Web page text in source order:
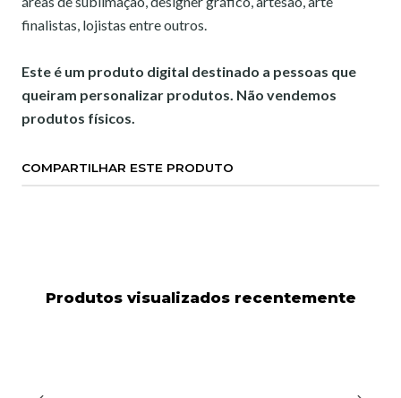
finalistas, lojistas entre outros.
Este é um produto digital destinado a pessoas que
queiram personalizar produtos. Não vendemos
produtos físicos.
COMPARTILHAR ESTE PRODUTO
Produtos visualizados recentemente